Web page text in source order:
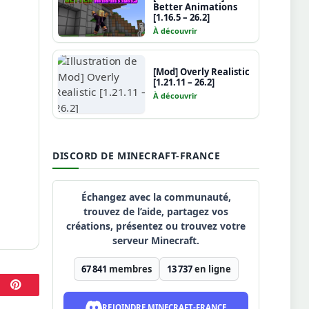
Pinterest
Better Animations
[1.16.5 – 26.2]
À découvrir
[Mod] Overly Realistic
[1.21.11 – 26.2]
À découvrir
DISCORD DE MINECRAFT-FRANCE
Échangez avec la communauté,
trouvez de l’aide, partagez vos
créations, présentez ou trouvez votre
serveur Minecraft.
67 841 membres 13 737en ligne